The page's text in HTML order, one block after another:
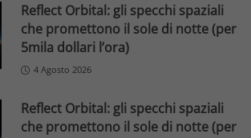
Reflect Orbital: gli specchi spaziali
che promettono il sole di notte (per
5mila dollari l’ora)
4 Agosto 2026
Reflect Orbital: gli specchi spaziali
che promettono il sole di notte (per